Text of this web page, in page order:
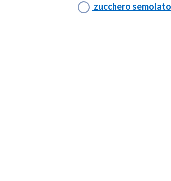
zucchero semolato